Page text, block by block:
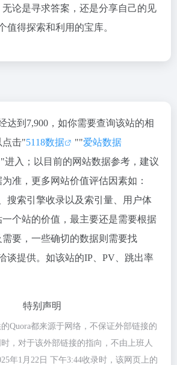
论是寻求答案，还是分享自己的见
值得探索和利用的宝库。
达到7,900，如你需要查询该站的相
点击"5118数据 ""爱站数据
"进入；以目前的网站数据参考，建议
准，更多网站价值评估因素如：
搜索引擎收录以及索引量、用户体
个站的价值，最主要还是需要根据
要，一些确切的数据则需要找
谈提供。如该站的IP、PV、跳出率
特别声明
Quora都来源于网络，不保证外部链接的
，对于该外部链接的指向，不由上班人
年1月22日 下午3:44收录时，该网页上的